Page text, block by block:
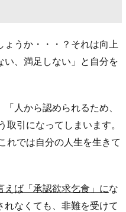
うか・・・？それは向上
、満足しない」と自分を
人から認められるため、
引になってしまいます。
れでは自分の人生を生きて
えば「承認欲求乞食」にな
なくても、非難を受けて